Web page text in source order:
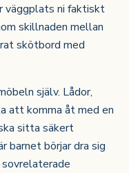
väggplats ni faktiskt
skillnaden mellan
skötbord med
själv. Lådor,
att komma åt med en
sitta säkert
barnet börjar dra sig